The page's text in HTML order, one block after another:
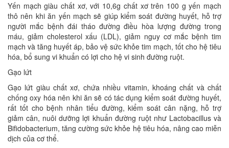
Yến mạch giàu chất xơ, với 10,6g chất xơ trên 100 g yến mạch
thô nên khi ăn yến mạch sẽ giúp kiểm soát đường huyết, hỗ trợ
người mắc bệnh đái tháo đường điều hòa lượng đường trong
máu, giảm cholesterol xấu (LDL), giảm nguy cơ mắc bệnh tim
mạch và tăng huyết áp, bảo vệ sức khỏe tim mạch, tốt cho hệ tiêu
hóa, bổ sung vi khuẩn có lợi cho hệ vi sinh đường ruột.
Gạo lứt
Gạo lứt giàu chất xơ, chứa nhiều vitamin, khoáng chất và chất
chống oxy hóa nên khi ăn sẽ có tác dụng kiểm soát đường huyết,
rất tốt cho bệnh nhân tiểu đường, kiểm soát cân nặng, hỗ trợ
giảm cân, nuôi dưỡng lợi khuẩn đường ruột như Lactobacillus và
Bifidobacterium, tăng cường sức khỏe hệ tiêu hóa, nâng cao miễn
dịch của cơ thể.